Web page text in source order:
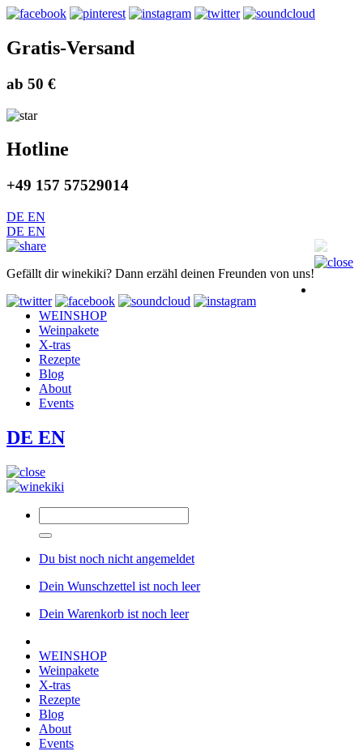
Gratis-Versand
ab 50 €
Hotline
+49 157 57529014
DE EN
DE EN
Gefällt dir winekiki? Dann erzähl deinen Freunden von uns!
WEINSHOP
Weinpakete
X-tras
Rezepte
Blog
About
Events
DE EN
Du bist noch nicht angemeldet
Dein Wunschzettel ist noch leer
Dein Warenkorb ist noch leer
WEINSHOP
Weinpakete
X-tras
Rezepte
Blog
About
Events